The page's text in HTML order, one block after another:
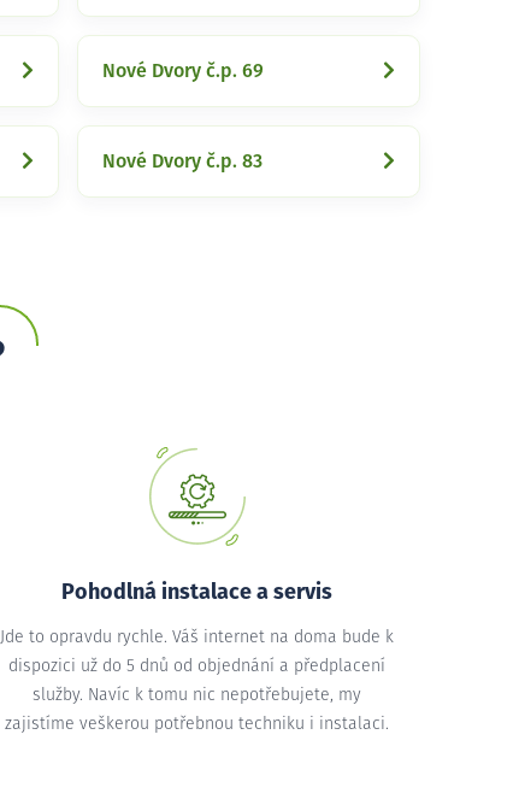
Nové Dvory č.p. 69
Nové Dvory č.p. 83
Pohodlná instalace a servis
Jde to opravdu rychle. Váš internet na doma bude k
dispozici už do 5 dnů od objednání a předplacení
služby. Navíc k tomu nic nepotřebujete, my
zajistíme veškerou potřebnou techniku i instalaci.